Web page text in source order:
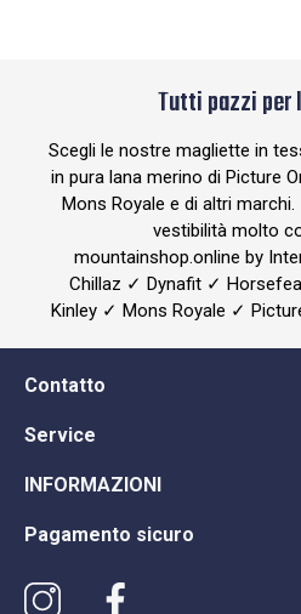
Tutti pazzi
Scegli le nostre magliette in
in pura lana merino di Picture
Mons Royale e di altri
vestibilità molto
mountainshop.online by
Chillaz ✓ Dynafit ✓
Kinley ✓ Mons Royale ✓
Contatto
Service
INFORMAZIONI
Pagamento sicuro